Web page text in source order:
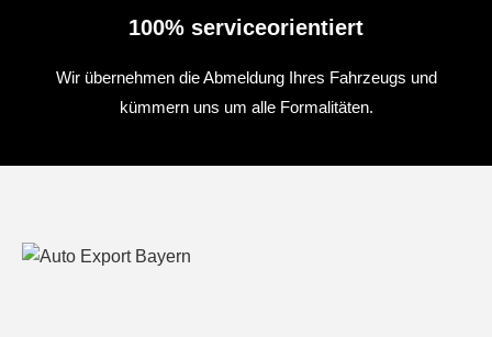
100% serviceorientiert
Wir übernehmen die Abmeldung Ihres Fahrzeugs und
kümmern uns um alle Formalitäten.